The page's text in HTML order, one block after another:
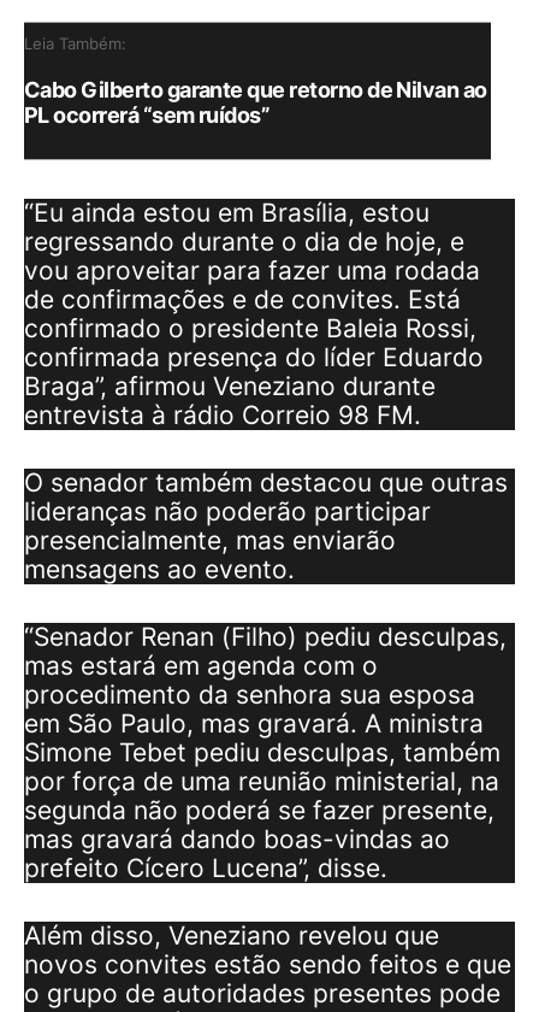
Leia Também:
Cabo Gilberto garante que retorno de Nilvan ao
PL ocorrerá “sem ruídos”
“Eu ainda estou em Brasília, estou
regressando durante o dia de hoje, e
vou aproveitar para fazer uma rodada
de confirmações e de convites. Está
confirmado o presidente Baleia Rossi,
confirmada presença do líder Eduardo
Braga”, afirmou Veneziano durante
entrevista à rádio Correio 98 FM.
O senador também destacou que outras
lideranças não poderão participar
presencialmente, mas enviarão
mensagens ao evento.
“Senador Renan (Filho) pediu desculpas,
mas estará em agenda com o
procedimento da senhora sua esposa
em São Paulo, mas gravará. A ministra
Simone Tebet pediu desculpas, também
por força de uma reunião ministerial, na
segunda não poderá se fazer presente,
mas gravará dando boas-vindas ao
prefeito Cícero Lucena”, disse.
Além disso, Veneziano revelou que
novos convites estão sendo feitos e que
o grupo de autoridades presentes pode